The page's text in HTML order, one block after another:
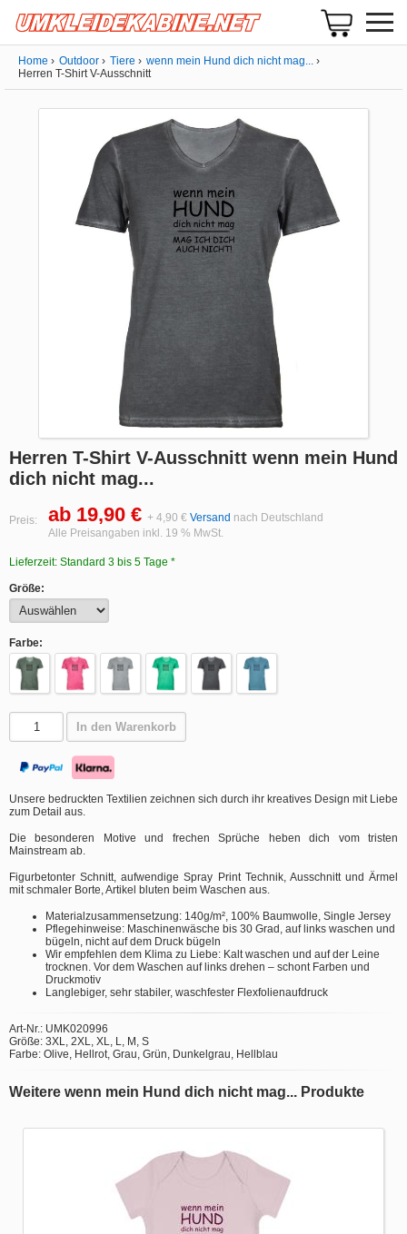
Home Outdoor Tiere
wenn mein Hund dich nicht mag...
Herren T-Shirt V-Ausschnitt
Herren T-Shirt V-Ausschnitt wenn mein Hund
dich nicht mag...
Preis: ab 19,90 € + 4,90 € Versand nach Deutschland
Alle Preisangaben inkl. 19 % MwSt.
Lieferzeit: Standard 3 bis 5 Tage *
Größe:
Farbe:
In den Warenkorb
Unsere bedruckten Textilien zeichnen sich durch ihr kreatives Design mit Liebe
zum Detail aus.
Die besonderen Motive und frechen Sprüche heben dich vom tristen
Mainstream ab.
Figurbetonter Schnitt, aufwendige Spray Print Technik, Ausschnitt und Ärmel
mit schmaler Borte, Artikel bluten beim Waschen aus.
Materialzusammensetzung: 140g/m², 100% Baumwolle, Single Jersey
Pflegehinweise: Maschinenwäsche bis 30 Grad, auf links waschen und
bügeln, nicht auf dem Druck bügeln
Wir empfehlen dem Klima zu Liebe: Kalt waschen und auf der Leine
trocknen. Vor dem Waschen auf links drehen – schont Farben und
Druckmotiv
Langlebiger, sehr stabiler, waschfester Flexfolienaufdruck
Art-Nr.: UMK020996
Größe: 3XL, 2XL, XL, L, M, S
Farbe: Olive, Hellrot, Grau, Grün, Dunkelgrau, Hellblau
Weitere wenn mein Hund dich nicht mag... Produkte